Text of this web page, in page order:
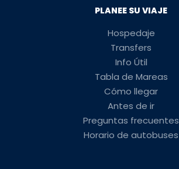
PLANEE SU VIAJE
Hospedaje
Transfers
Info Útil
Tabla de Mareas
Cómo llegar
Antes de ir
Preguntas frecuentes
Horario de autobuses